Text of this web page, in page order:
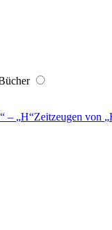
– H Zeitzeugen von